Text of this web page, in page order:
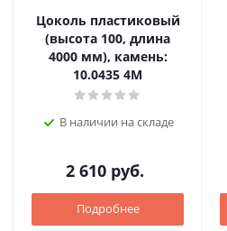
Цоколь пластиковый
(высота 100, длина
4000 мм), камень:
10.0435 4M
В наличии на складе
2 610руб.
Подробнее